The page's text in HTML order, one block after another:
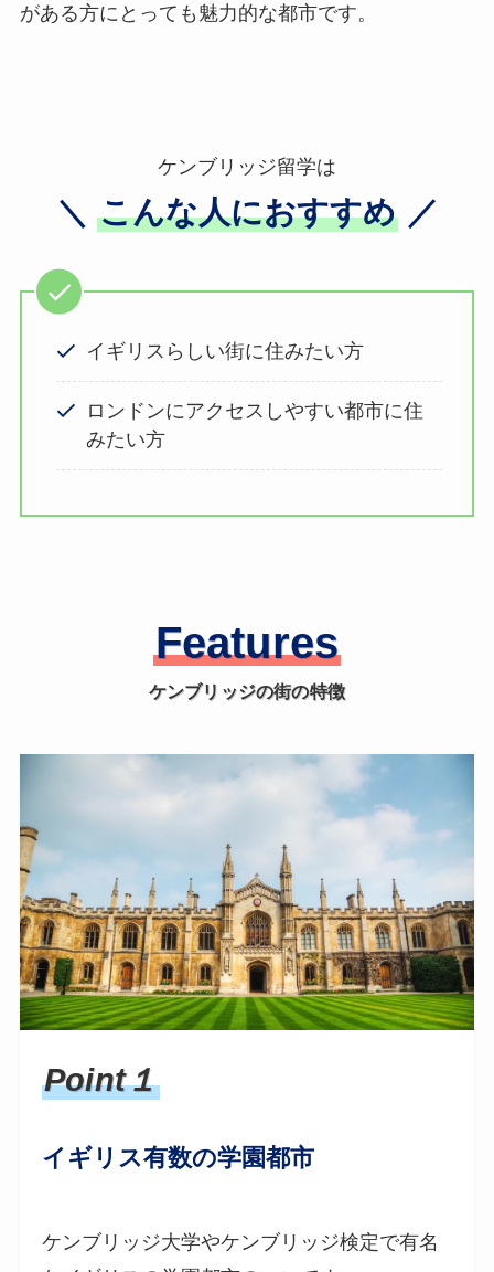
がある方にとっても魅力的な都市です。
ケンブリッジ留学は
＼ こんな人におすすめ／
イギリスらしい街に住みたい方
ロンドンにアクセスしやすい都市に住
みたい方
Features
ケンブリッジの街の特徴
Point１
イギリス有数の学園都市
ケンブリッジ大学やケンブリッジ検定で有名